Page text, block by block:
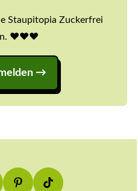
Staupitopia Zuckerfrei
♥️♥️♥️